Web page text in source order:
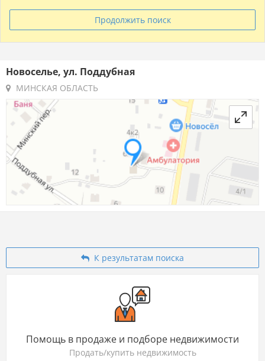
Продолжить поиск
Новоселье, ул. Поддубная
МИНСКАЯ ОБЛАСТЬ
К результатам поиска
Помощь в продаже и подборе недвижимости
Продать/купить недвижимость